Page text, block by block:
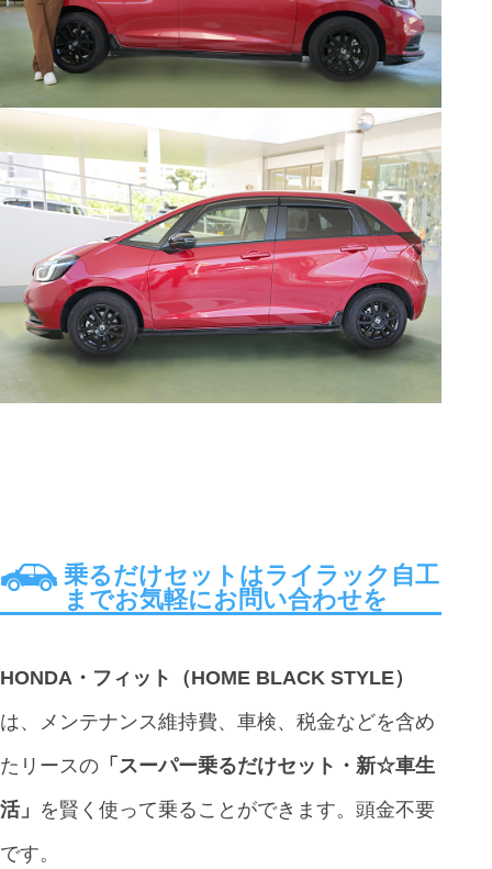
乗るだけセットはライラック自工
までお気軽にお問い合わせを
HONDA・フィット（HOME BLACK STYLE）
は、メンテナンス維持費、車検、税金などを含め
たリースの 「スーパー乗るだけセット・新☆車生
活」 を賢く使って乗ることができます。頭金不要
です。